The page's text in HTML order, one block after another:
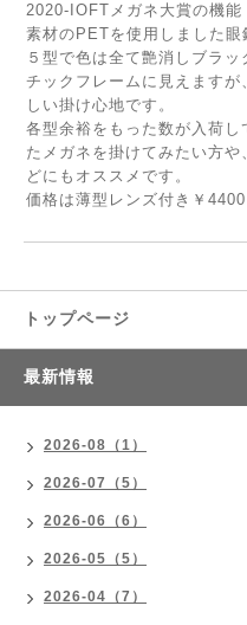
2020‐IOFTメガネ大賞の機
素材のPETを使用しました眼
５型で色は全て艶消しブラ
チックフレームに見えます
しい掛け心地です。
各型余裕をもった数が入荷
たメガネを掛けてみたい方
どにもオススメです。
価格は薄型レンズ付き￥4400
トップページ
最新情報
2026-08（1）
2026-07（5）
2026-06（6）
2026-05（5）
2026-04（7）